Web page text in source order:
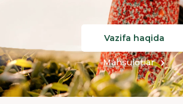
Vazifa haqida
Mahsulotlar